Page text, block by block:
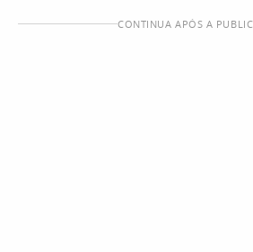
CONTINUA APÓS A